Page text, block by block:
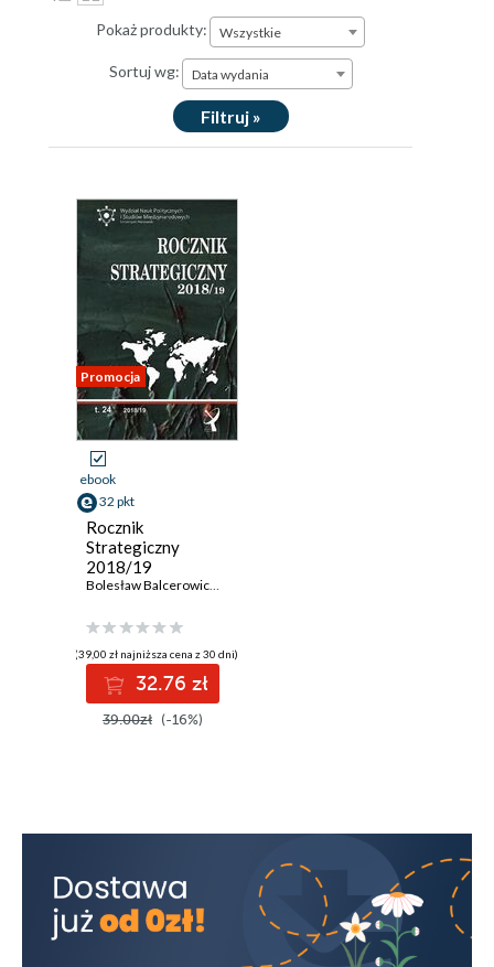
Pokaż produkty: Wszystkie
Sortuj wg: Data wydania
Filtruj »
Promocja
ebook
32 pkt
Rocznik
Strategiczny
2018/19
Bolesław Balcerowicz,
(39,00 zł najniższa cena z 30 dni)
32.76 zł
39.00zł (-16%)